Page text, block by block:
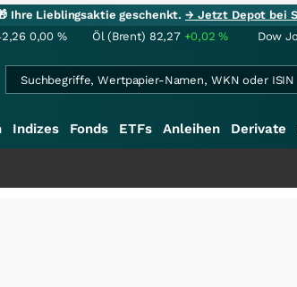
Ihre Lieblingsaktie geschenkt.→ Jetzt Depot bei
0,00 % Öl (Brent) 82,27 +0,02% Dow
Indizes Fonds ETFs Anleihen Derivate